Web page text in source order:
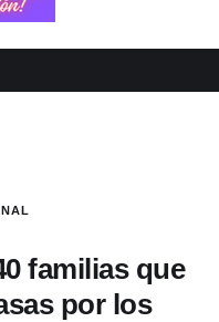
familias que
por los